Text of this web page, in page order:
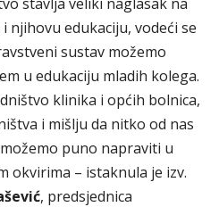
njihovu edukaciju, vodeći se
sustav možemo
u edukaciju mladih kolega.
klinika i općih bolnica,
i mišlju da nitko od nas
puno napraviti u
okvirima – istaknula je izv.
, predsjednica